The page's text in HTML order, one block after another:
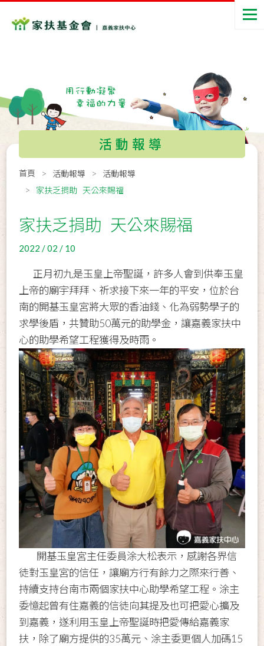
活動報導
首頁 活動報導
活動報導
家扶乏捐助 天公來賜福
家扶乏捐助 天公來賜福
2022 / 02 / 10
正月初九是玉皇上帝聖誕，許多人會到供奉玉皇
上帝的廟宇拜拜、祈求接下來一年的平安，位於台
南的開基玉皇宮將大眾的香油錢、化為弱勢學子的
求學後盾，共贊助50萬元的助學金，讓嘉義家扶中
心的助學希望工程獲得及時雨。
開基玉皇宮主任委員涂大松表示，感謝各界信
徒對玉皇宮的信任，讓廟方行有餘力之際來行善、
持續支持台南市兩個家扶中心助學希望工程。涂主
委憶起曾有住嘉義的信徒向其提及也可把愛心擴及
到嘉義，遂利用玉皇上帝聖誕時把愛傳給嘉義家
扶，除了廟方提供的35萬元、涂主委更個人加碼15